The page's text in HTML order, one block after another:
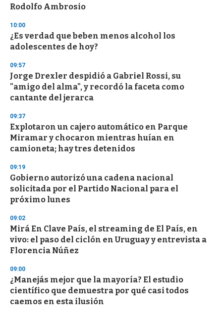
n
Rodolfo Ambrosio
10:00
¿Es verdad que beben menos alcohol los
adolescentes de hoy?
09:57
Jorge Drexler despidió a Gabriel Rossi, su
"amigo del alma", y recordó la faceta como
cantante del jerarca
09:37
Explotaron un cajero automático en Parque
Miramar y chocaron mientras huían en
camioneta; hay tres detenidos
09:19
Gobierno autorizó una cadena nacional
solicitada por el Partido Nacional para el
próximo lunes
09:02
Mirá En Clave País, el streaming de El País, en
vivo: el paso del ciclón en Uruguay y entrevista a
Florencia Núñez
09:00
¿Manejás mejor que la mayoría? El estudio
científico que demuestra por qué casi todos
caemos en esta ilusión